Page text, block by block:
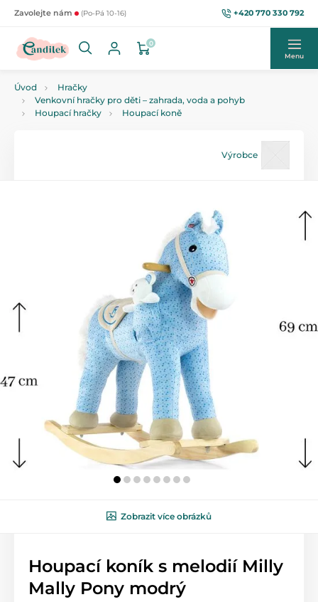
Zavolejte nám (Po-Pá 10-16) +420 770 330 792
0
Menu
Úvod
Hračky
Venkovní hračky pro děti – zahrada, voda a pohyb
Houpací hračky
Houpací koně
Výrobce
Zobrazit více obrázků
Houpací koník s melodií Milly
Mally Pony modrý